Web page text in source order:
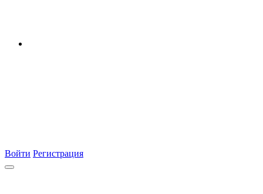
Войти Регистрация